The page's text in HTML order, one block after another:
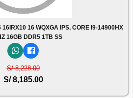
16 WQXGA IPS, CORE I9-14900HX
16GB DDR5 1TB SS
S/ 8,228.00
S/ 8,185.00